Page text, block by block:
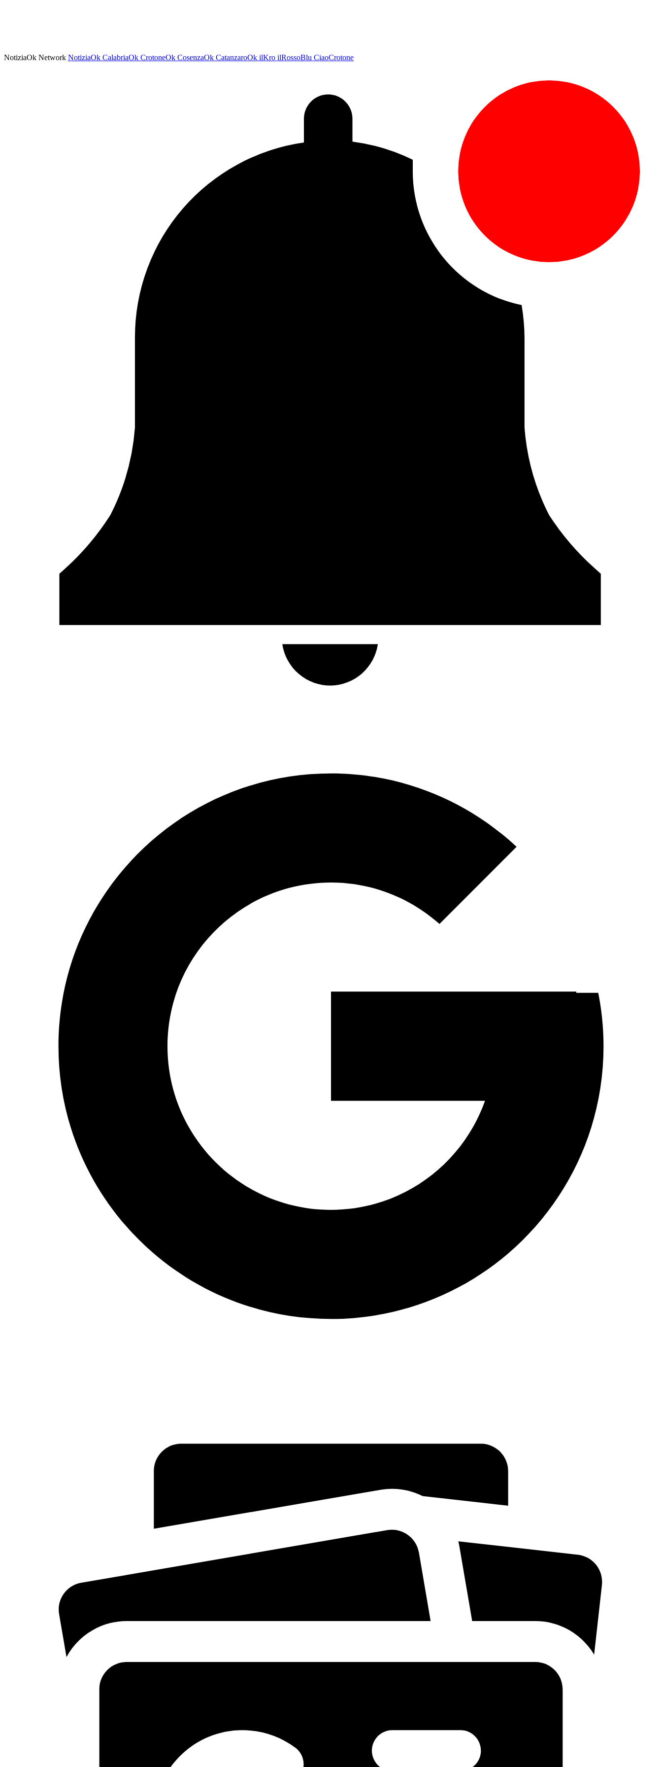
NotiziaOk Network NotiziaOk CalabriaOk CrotoneOk CosenzaOk CatanzaroOk ilKro ilRossoBlu CiaoCrotone